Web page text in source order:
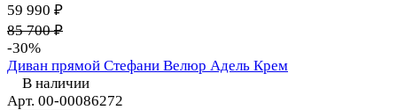
59 990 ₽
85 700 ₽
-30%
Диван прямой Стефани Велюр Адель Крем
В наличии
Арт. 00-00086272